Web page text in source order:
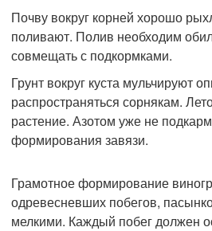
Почву вокруг корней хорошо
поливают. Полив необходим
совмещать с подкормками.
Грунт вокруг куста мульчируют
распространяться сорнякам.
растение. Азотом уже не
формирования завязи.
Грамотное формирование
одревесневших побегов,
мелкими. Каждый побег должен